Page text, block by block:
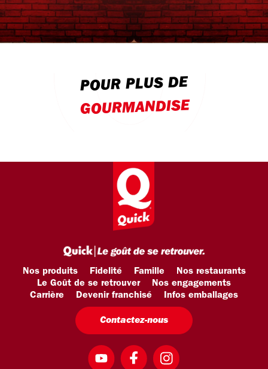
POUR PLUS DE
GOURMANDISE
Nos produits Fidelité Famille
Nos restaurants
Le Goût de se retrouver
Nos engagements
Carrière
Devenir franchisé Infos emballages
Contactez-nous